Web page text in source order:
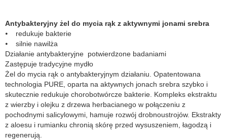
Antybakteryjny żel do mycia rąk z aktywnymi jonami srebra
⦁ redukuje bakterie
⦁ silnie nawilża
Działanie antybakteryjne potwierdzone badaniami
Zastępuje tradycyjne mydło
Żel do mycia rąk o antybakteryjnym działaniu. Opatentowana
technologia PURE, oparta na aktywnych jonach srebra szybko i
skutecznie redukuje chorobotwórcze bakterie. Kompleks ekstraktu
z wierzby i olejku z drzewa herbacianego w połączeniu z
pochodnymi salicylowymi, hamuje rozwój drobnoustrojów. Ekstrakty
z aloesu i rumianku chronią skórę przed wysuszeniem, łagodzą i
regenerują.